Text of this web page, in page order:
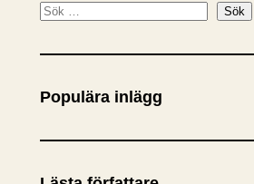
S
k
Sök
Populära inlägg